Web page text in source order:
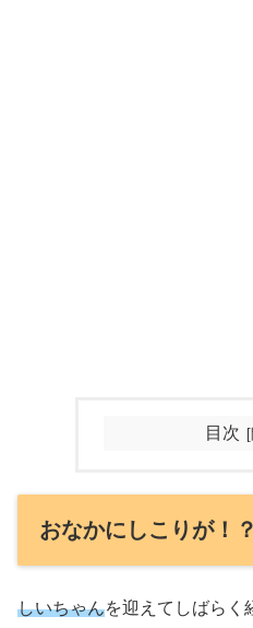
目次
おなかにしこりが！？
しいちゃんを迎えてしばらく